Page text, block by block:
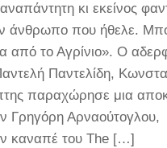
κι εκείνος
άνθρωπο που ήθελε.
από το Αγρίνιο». Ο
Παντελίδη,
παραχώρησε μια
Γρηγόρη Αρναούτογλου,
καναπέ του The […]